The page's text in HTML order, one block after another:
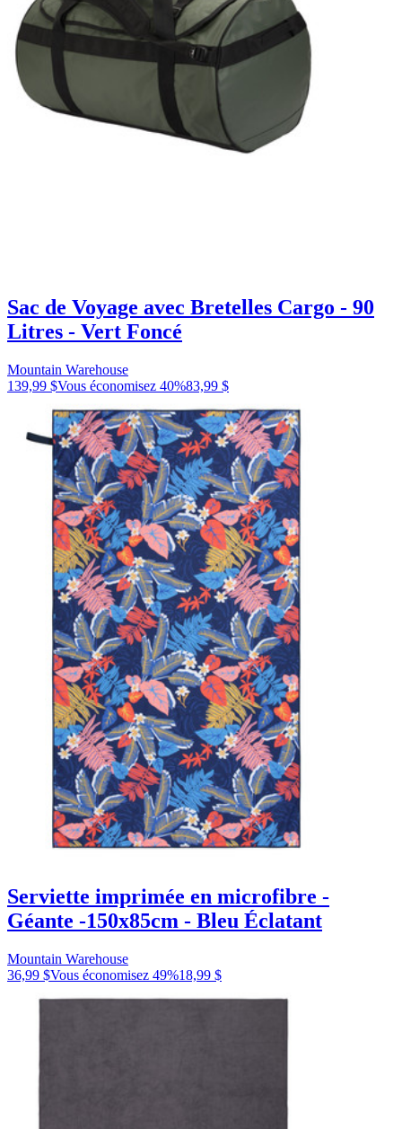
Sac de Voyage avec Bretelles Cargo - 90
Litres - Vert Foncé
Mountain Warehouse
139,99 $Vous économisez 40%83,99 $
Serviette imprimée en microfibre -
Géante -150x85cm - Bleu Éclatant
Mountain Warehouse
36,99 $Vous économisez 49%18,99 $